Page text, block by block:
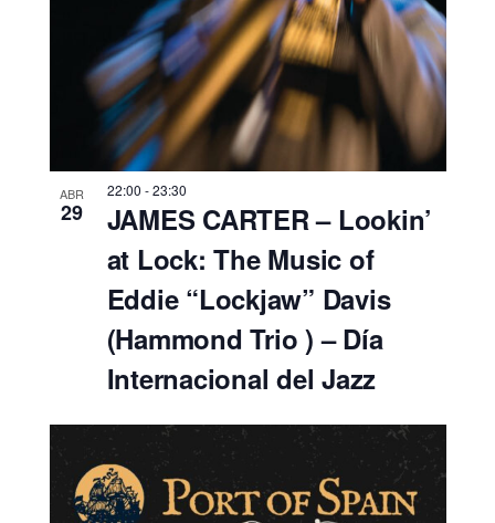
ABR
29
22:00 -23:30
JAMES CARTER – Lookin’
at Lock: The Music of
Eddie “Lockjaw” Davis
(Hammond Trio ) – Día
Internacional del Jazz